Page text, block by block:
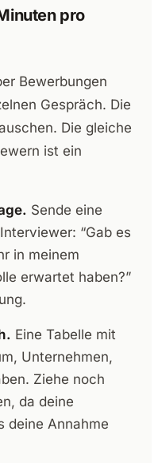
pro
Bewerbungen
Gespräch. Die
Die gleiche
ist ein
Sende eine
“Gab es
in meinem
erwartet haben?”
Eine Tabelle mit
Unternehmen,
Ziehe noch
da deine
deine Annahme